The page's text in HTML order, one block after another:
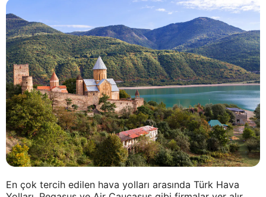
En çok tercih edilen hava yolları arasında Türk Hava